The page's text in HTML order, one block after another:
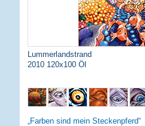
Lummerlandstrand
2010 120x100 Öl
Farben sind mein Steckenpferd